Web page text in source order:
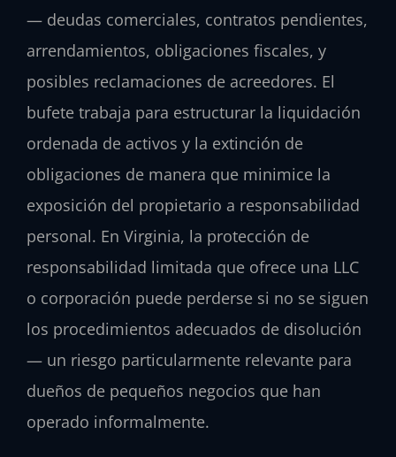
— deudas comerciales, contratos pendientes,
arrendamientos, obligaciones fiscales, y
posibles reclamaciones de acreedores. El
bufete trabaja para estructurar la liquidación
ordenada de activos y la extinción de
obligaciones de manera que minimice la
exposición del propietario a responsabilidad
personal. En Virginia, la protección de
responsabilidad limitada que ofrece una LLC
o corporación puede perderse si no se siguen
los procedimientos adecuados de disolución
— un riesgo particularmente relevante para
dueños de pequeños negocios que han
operado informalmente.